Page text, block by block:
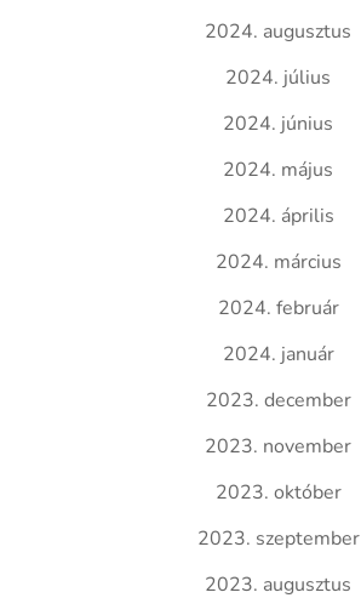
2024. augusztus
2024. július
2024. június
2024. május
2024. április
2024. március
2024. február
2024. január
2023. december
2023. november
2023. október
2023. szeptember
2023. augusztus